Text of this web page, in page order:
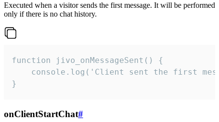
Executed when a visitor sends the first message. It will be performed
only if there is no chat history.
function jivo_onMessageSent() {
console.log('Client sent the first
}
onClientStartChat#